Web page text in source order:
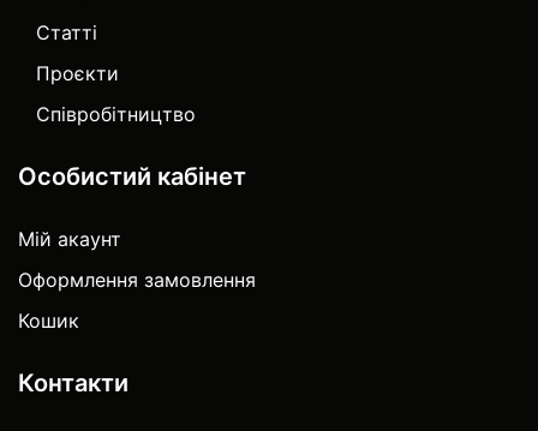
Статті
Проєкти
Співробітництво
Особистий кабінет
Мій акаунт
Оформлення замовлення
Кошик
Контакти